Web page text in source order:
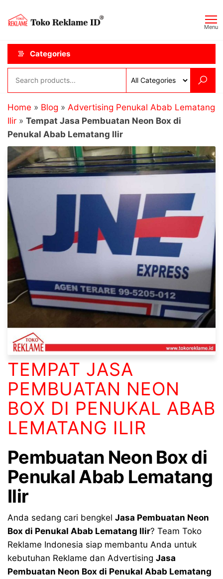
content
ID
Menu
Categories
Home » Blog » Advertising Penukal Abab Lematang
Ilir » Tempat Jasa Pembuatan Neon Box di
Penukal Abab Lematang Ilir
TEMPAT JASA
PEMBUATAN NEON
BOX DI PENUKAL ABAB
LEMATANG ILIR
Pembuatan Neon Box di
Penukal Abab Lematang
Ilir
Anda sedang cari bengkel Jasa Pembuatan Neon
Box di Penukal Abab Lematang Ilir? Team Toko
Reklame Indonesia siap membantu Anda untuk
kebutuhan Reklame dan Advertising Jasa
Pembuatan Neon Box di Penukal Abab Lematang